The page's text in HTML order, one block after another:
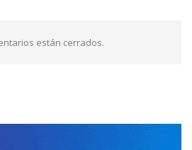
están cerrados.